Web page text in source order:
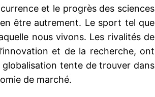
et le progrès des sciences
être autrement. Le sport tel que
nous vivons. Les rivalités de
et de la recherche, ont
tente de trouver dans
de marché.